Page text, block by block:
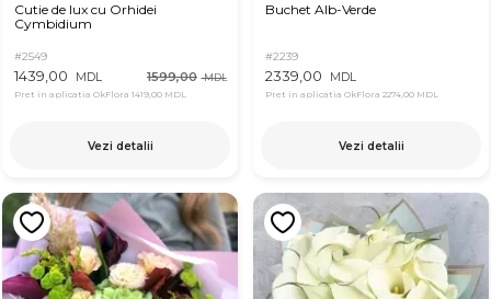
Cutie de lux cu Orhidei
Cymbidium
#2549
1439,00 MDL 1599,00 MDL
Pret in aplicatia OkFlora 1419,00 MDL
Vezi detalii
Buchet Alb-Verde
#2239
2339,00 MDL
Pret in aplicatia OkFlora 2274,00 MDL
Vezi detalii